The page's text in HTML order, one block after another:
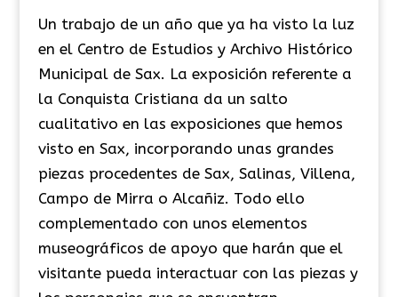
Un trabajo de un año que ya ha visto la luz
en el Centro de Estudios y Archivo Histórico
Municipal de Sax. La exposición referente a
la Conquista Cristiana da un salto
cualitativo en las exposiciones que hemos
visto en Sax, incorporando unas grandes
piezas procedentes de Sax, Salinas, Villena,
Campo de Mirra o Alcañiz. Todo ello
complementado con unos elementos
museográficos de apoyo que harán que el
visitante pueda interactuar con las piezas y